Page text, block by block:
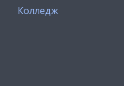
Колледж